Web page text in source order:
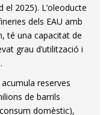
el 2025). L’oleoducte
dels EAU amb
té una capacitat de
grau d’utilització i
reserves
de barrils
domèstic),